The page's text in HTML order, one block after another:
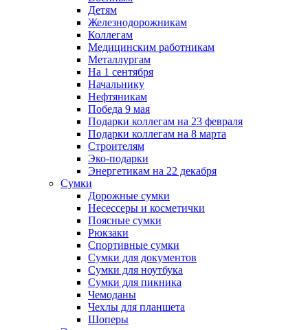
Детям
Железнодорожникам
Коллегам
Медицинским работникам
Металлургам
На 1 сентября
Начальнику
Нефтяникам
Победа 9 мая
Подарки коллегам на 23 февраля
Подарки коллегам на 8 марта
Строителям
Эко-подарки
Энергетикам на 22 декабря
Сумки
Дорожные сумки
Несессеры и косметички
Поясные сумки
Рюкзаки
Спортивные сумки
Сумки для документов
Сумки для ноутбука
Сумки для пикника
Чемоданы
Чехлы для планшета
Шоперы